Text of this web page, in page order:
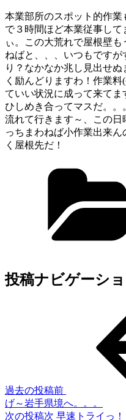
本業部所のスポット的作業
で３時間ほど本業従事し
ぃ。この大荒れで屋根壁
ねばと、、、いつもです
り？なかなか兆し見出せ
く励んどりますわ！作業
ていい状況に成って来て
ひしめき合ってマスだ。
流れて行きます～、この
っちまわねば小作業出来
く屋根先だ！
投稿ナビゲーシ
過去の投稿前
げ～岩手県境へ。。。
次の投稿次 早速トライっ！